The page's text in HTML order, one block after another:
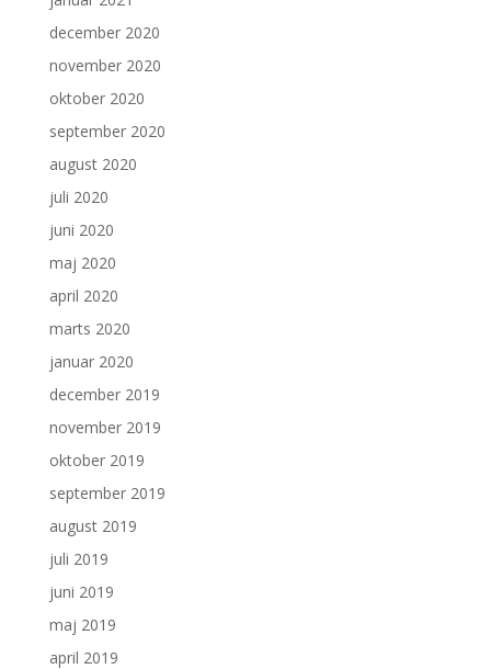
december 2020
november 2020
oktober 2020
september 2020
august 2020
juli 2020
juni 2020
maj 2020
april 2020
marts 2020
januar 2020
december 2019
november 2019
oktober 2019
september 2019
august 2019
juli 2019
juni 2019
maj 2019
april 2019